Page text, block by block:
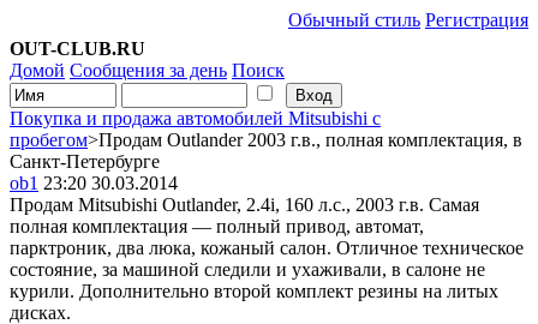
Обычный стиль Регистрация
OUT-CLUB.RU
Домой Сообщения за день Поиск
Покупка и продажа автомобилей Mitsubishi с
пробегом>Продам Outlander 2003 г.в., полная комплектация, в
Санкт-Петербурге
ob1 23:20 30.03.2014
Продам Mitsubishi Outlander, 2.4i, 160 л.с., 2003 г.в. Самая
полная комплектация — полный привод, автомат,
парктроник, два люка, кожаный салон. Отличное техническое
состояние, за машиной следили и ухаживали, в салоне не
курили. Дополнительно второй комплект резины на литых
дисках.